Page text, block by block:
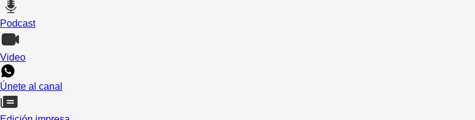
Podcast
Video
Únete al canal